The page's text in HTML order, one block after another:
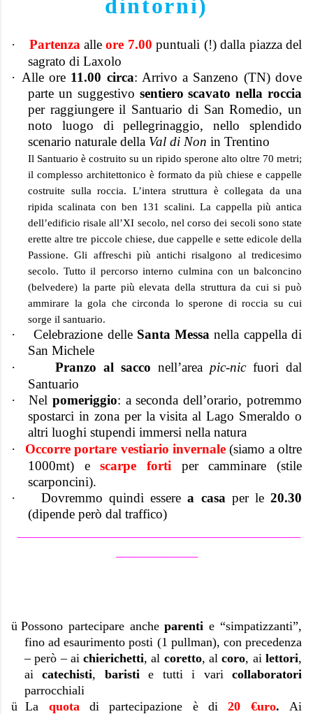
dintorni)
· Partenza alleore 7.00puntuali (!) dalla piazza del
sagrato di Laxolo
· Alle ore 11.00 circa: Arrivo a Sanzeno (TN) dove
parte un suggestivo sentiero scavato nella roccia
per raggiungere il Santuario di San Romedio, un
noto luogo di pellegrinaggio, nello splendido
scenario naturale della Val di Non in Trentino
Il Santuario è costruito su un ripido sperone alto oltre 70 metri;
il complesso architettonico è formato da più chiese e cappelle
costruite sulla roccia. L’intera struttura è collegata da una
ripida scalinata con ben 131 scalini. La cappella più antica
dell’edificio risale all’XI secolo, nel corso dei secoli sono state
erette altre tre piccole chiese, due cappelle e sette edicole della
Passione. Gli affreschi più antichi risalgono al tredicesimo
secolo. Tutto il percorso interno culmina con un balconcino
(belvedere) la parte più elevata della struttura da cui si può
ammirare la gola che circonda lo sperone di roccia su cui
sorge il santuario.
· Celebrazione delle Santa Messa nella cappella di
San Michele
·
Pranzo al sacco nell’area pic-nicfuori dal
Santuario
·
Nel pomeriggio: a seconda dell’orario, potremmo
spostarci in zona per la visita al Lago Smeraldo o
altri luoghi stupendi immersi nella natura
·
Occorre portare vestiario invernale (siamo a oltre
1000mt) escarpe forti
per camminare (stile
scarponcini).
·
Dovremmo quindi esserea casa per le20.30
(dipende però dal traffico)
ü Possono partecipare ancheparenti e “simpatizzanti”,
fino ad esaurimento posti (1 pullman), con precedenza
– però – aichierichetti, al coretto, alcoro, ailettori,
aicatechisti, baristi e tutti i varicollaboratori
parrocchiali
ü
La quota di partecipazione è di20 €uro. Ai